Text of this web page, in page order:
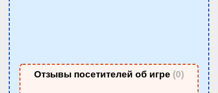
Отзывы посетителей об игре (0)